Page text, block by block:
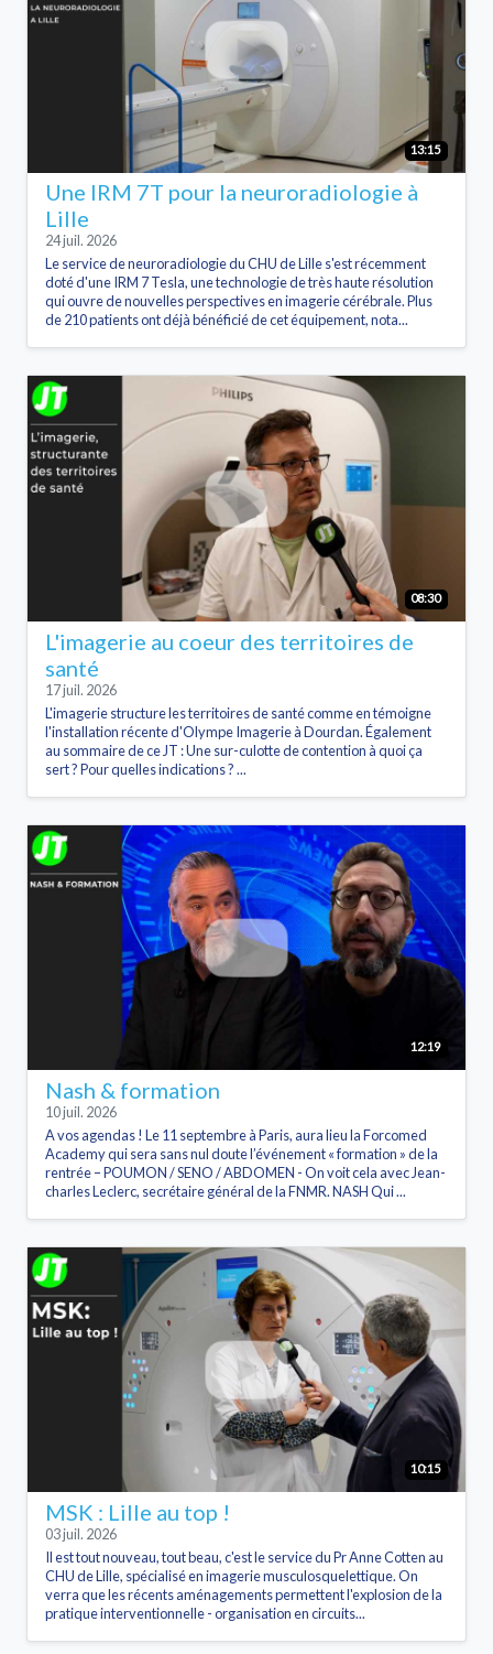
13:15
Une IRM 7T pour la neuroradiologie à
Lille
24 juil. 2026
Le service de neuroradiologie du CHU de Lille s'est récemment
doté d'une IRM 7 Tesla, une technologie de très haute résolution
qui ouvre de nouvelles perspectives en imagerie cérébrale. Plus
de 210 patients ont déjà bénéficié de cet équipement, nota...
08:30
L'imagerie au coeur des territoires de
santé
17 juil. 2026
L'imagerie structure les territoires de santé comme en témoigne
l'installation récente d'Olympe Imagerie à Dourdan. Également
au sommaire de ce JT : Une sur-culotte de contention à quoi ça
sert ? Pour quelles indications ? ...
12:19
Nash & formation
10 juil. 2026
A vos agendas ! Le 11 septembre à Paris, aura lieu la Forcomed
Academy qui sera sans nul doute l’événement « formation » de la
rentrée – POUMON / SENO / ABDOMEN - On voit cela avec Jean-
charles Leclerc, secrétaire général de la FNMR. NASH Qui ...
10:15
MSK : Lille au top !
03 juil. 2026
Il est tout nouveau, tout beau, c'est le service du Pr Anne Cotten au
CHU de Lille, spécialisé en imagerie musculosquelettique. On
verra que les récents aménagements permettent l'explosion de la
pratique interventionnelle - organisation en circuits...